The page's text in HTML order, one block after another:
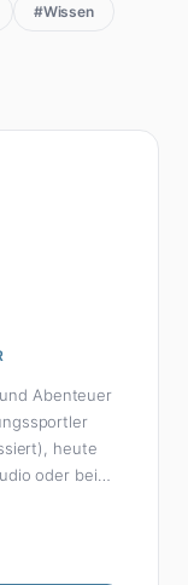
#Wissen
Abenteuer
heute
oder beim
Formel 1,
fundierte
eines echten